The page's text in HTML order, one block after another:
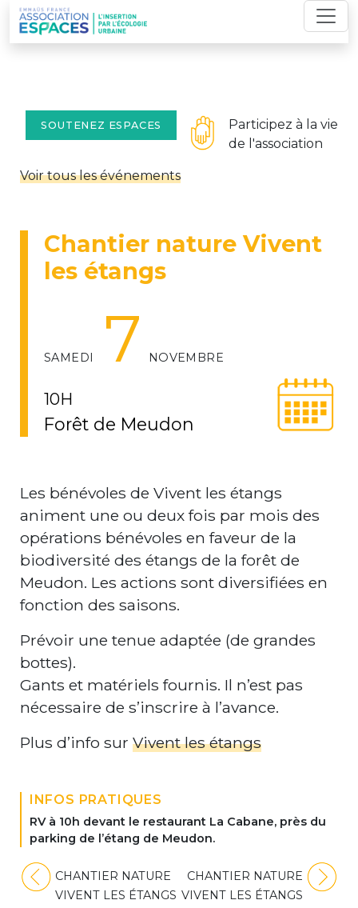
Skip
to
content
SOUTENEZ ESPACES
Participez à la vie
de l'association
Voir tous les événements
Chantier nature Vivent
les étangs
SAMEDI 7 NOVEMBRE
10H
Forêt de Meudon
Les bénévoles de Vivent les étangs
animent une ou deux fois par mois des
opérations bénévoles en faveur de la
biodiversité des étangs de la forêt de
Meudon. Les actions sont diversifiées en
fonction des saisons.
Prévoir une tenue adaptée (de grandes
bottes).
Gants et matériels fournis. Il n’est pas
nécessaire de s’inscrire à l’avance.
Plus d’info sur Vivent les étangs
INFOS PRATIQUES
RV à 10h devant le restaurant La Cabane, près du
parking de l’étang de Meudon.
Navigation
de
CHANTIER NATURE
VIVENT LES ÉTANGS
CHANTIER NATURE
VIVENT LES ÉTANGS